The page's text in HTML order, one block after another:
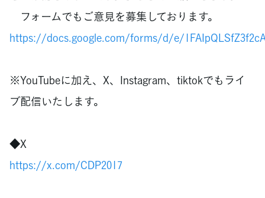
フォームでもご意見を募集しております。
https://docs.google.com/forms/d/e/
※YouTubeに加え、X、Instagram、tiktokでもライ
ブ配信いたします。
◆X
https://x.com/CDP2017